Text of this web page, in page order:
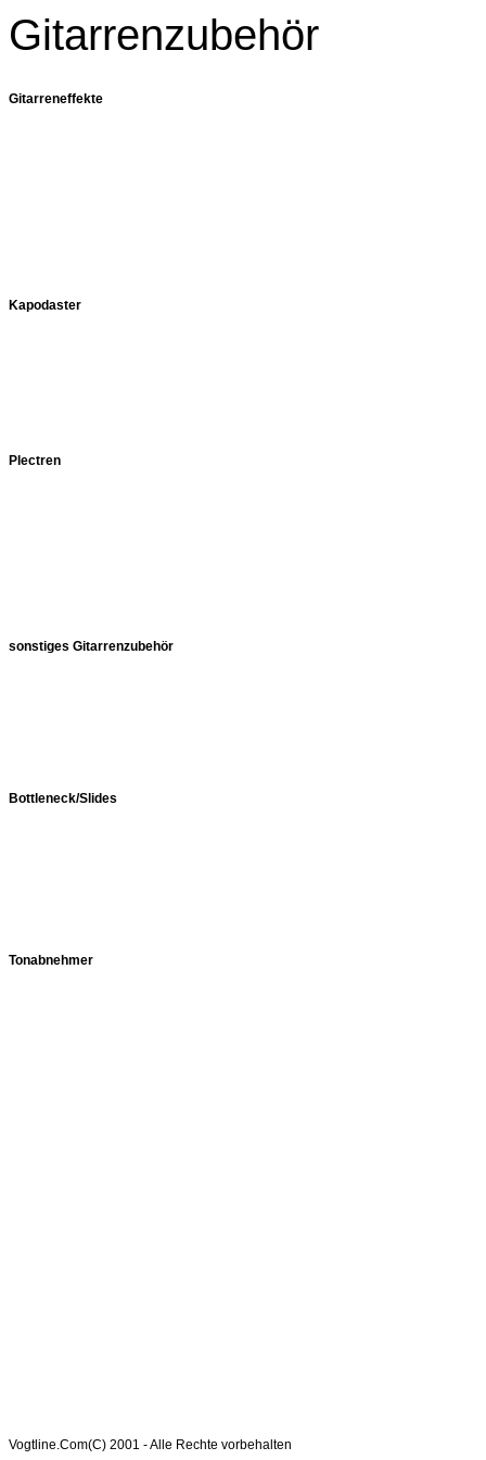
Gitarrenzubehör
Gitarreneffekte
Kapodaster
Plectren
sonstiges Gitarrenzubehör
Bottleneck/Slides
Tonabnehmer
Vogtline.Com(C) 2001 - Alle Rechte vorbehalten